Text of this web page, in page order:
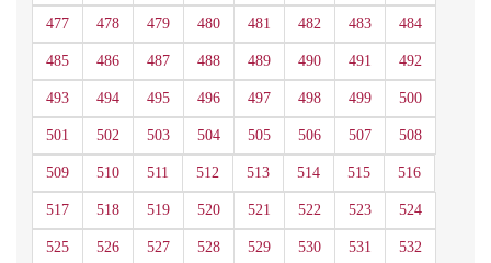
477 478 479 480 481 482 483 484
485 486 487 488 489 490 491 492
493 494 495 496 497 498 499 500
501 502 503 504 505 506 507 508
509 510 511 512 513 514 515 516
517 518 519 520 521 522 523 524
525 526 527 528 529 530 531 532